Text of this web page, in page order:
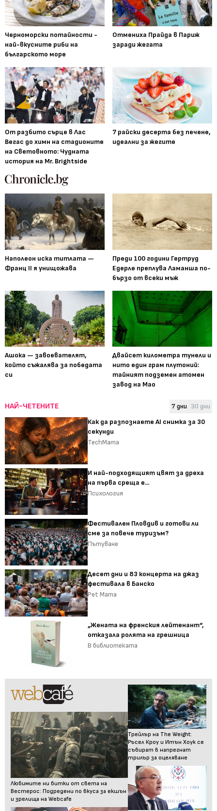
Черноморски потайности -
най-вкусните риби на
българското море
Отмениха Прайда в Париж
заради жегата
От разбито сърце в Лас
Вегас до химн на стадионите
на Световното: Чудната
история на Mr. Brightside
7 райски десерта без печене,
идеални за жегите
Наполеон иска титлата —
Франц II я унищожава
Преди 100 години Гертруд
Едерле преплува Ламанша по-
бързо от всеки мъж
Ашока — завоевателят,
който съжалява за победата
си
Двайсет километра тунели и
нито един грам плутоний:
тайният подземен атомен
завод на Мао
НАЙ-ЧЕТЕНИТЕ 7 дни 30 дни
Как да разпознаете AI снимка за 30
секунди
TechMama
И най-подходящият цвят за дреха
на първа среща е...
Психология
Фестивален Пловдив и готови ли
сме за повече туризъм?
Пътуване
Десет дни и 83 концерта на джаз
фестивала в Банско
Pet Mama
„Жената на френския лейтенант“,
отказала ролята на грешница
В библиотеката
Любимите ни битки от света на
Вестерос: Подредени по вкуса за екшън
и зрелища на Webcafe
Трейлър на The Weight:
Ръсел Кроу и Итън Хоук се
събират в напрегнат
трилър за оцеляване